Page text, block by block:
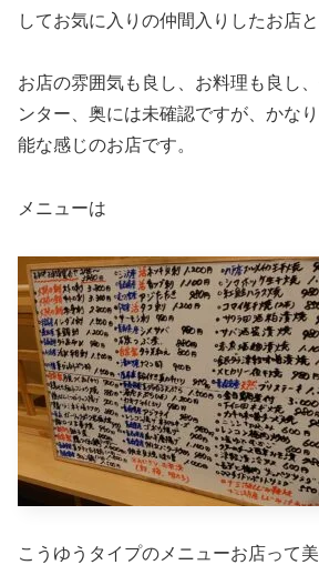
してお気に入りの仲間入りしたお店と
お店の雰囲気も良し、お料理も良し
ンター、奥には未確認ですが、かな
能な感じのお店です。
メニューは
こうゆうタイプのメニューお店って